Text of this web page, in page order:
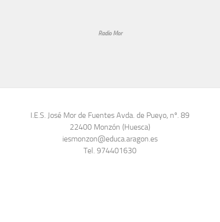
Radio Mor
I.E.S. José Mor de Fuentes Avda. de Pueyo, nº. 89
22400 Monzón (Huesca)
iesmonzon@educa.aragon.es
Tel. 974401630